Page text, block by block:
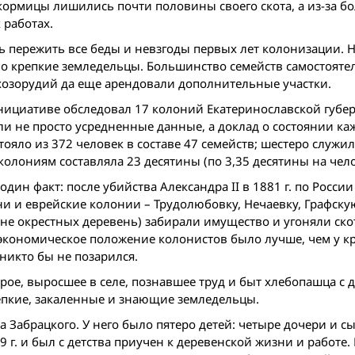
лишились почти половины своего скота, а из-за
все беды и невзгоды первых лет колонизации.
крепкие земледельцы. Большинство семейств
да еще арендовали дополнительные участки.
обследовал 17 колоний Екатеринославской
не просто усредненные данные, а доклад о состоянии
из 372 человек в составе 47 семейств; шестеро
составляла 23 десятины (по 3,35 десятины на
факт: после убийства Александра II в 1881 г. по России
и еврейские колонии – Трудолюбовку, Нечаевку,
окрестных деревень) забирали имущество и угоняли
положение колонистов было лучше, чем у
бы не позарился.
выросшее в селе, познавшее труд и быт хлебопашца с
закаленные и знающие земледельцы.
У него было пятеро детей: четыре дочери и
и был с детства приучен к деревенской жизни и